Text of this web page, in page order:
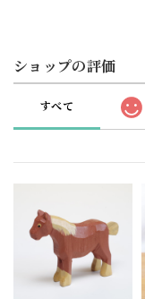
ショップの評価
すべて